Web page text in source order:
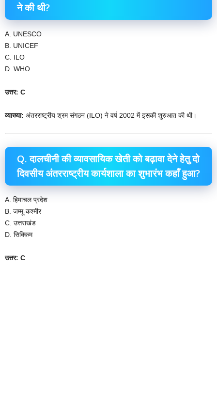
ने की थी?
A. UNESCO
B. UNICEF
C. ILO
D. WHO
उत्तर: C
व्याख्या: अंतरराष्ट्रीय श्रम संगठन (ILO) ने वर्ष 2002 में इसकी शुरुआत की थी।
Q. दालचीनी की व्यावसायिक खेती को बढ़ावा देने हेतु दो
दिवसीय अंतरराष्ट्रीय कार्यशाला का शुभारंभ कहाँ हुआ?
A. हिमाचल प्रदेश
B. जम्मू-कश्मीर
C. उत्तराखंड
D. सिक्किम
उत्तर: C